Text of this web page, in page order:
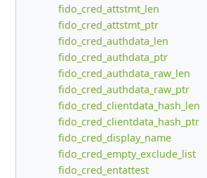
fido_cred_attstmt_len
fido_cred_attstmt_ptr
fido_cred_authdata_len
fido_cred_authdata_ptr
fido_cred_authdata_raw_len
fido_cred_authdata_raw_ptr
fido_cred_clientdata_hash_len
fido_cred_clientdata_hash_ptr
fido_cred_display_name
fido_cred_empty_exclude_list
fido_cred_entattest